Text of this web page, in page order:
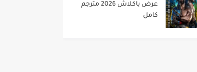
عرض باكلاش 2026 مترجم
كامل